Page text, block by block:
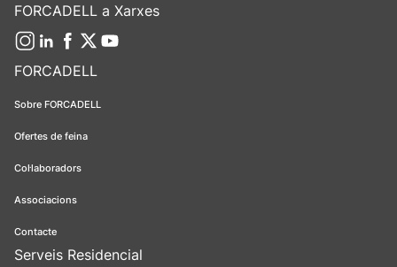
FORCADELL
Sobre FORCADELL
Ofertes de feina
Col·laboradors
Associacions
Contacte
Serveis Residencial
FORCADELL a Xarxes